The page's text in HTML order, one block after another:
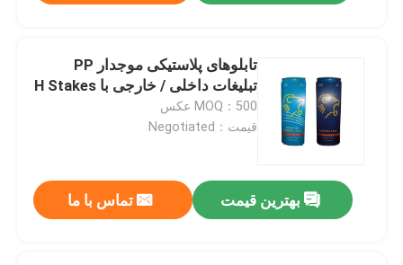
آجر برش واترجت
استند نمایش گل
محافظ درخت کورفلوت
تابلوهای پلاستیکی موجدار PP
تبلیغات داخلی / خارجی با H Stakes
MOQ：500 عکس
قیمت：Negotiated
بهترین قیمت تماس با ما